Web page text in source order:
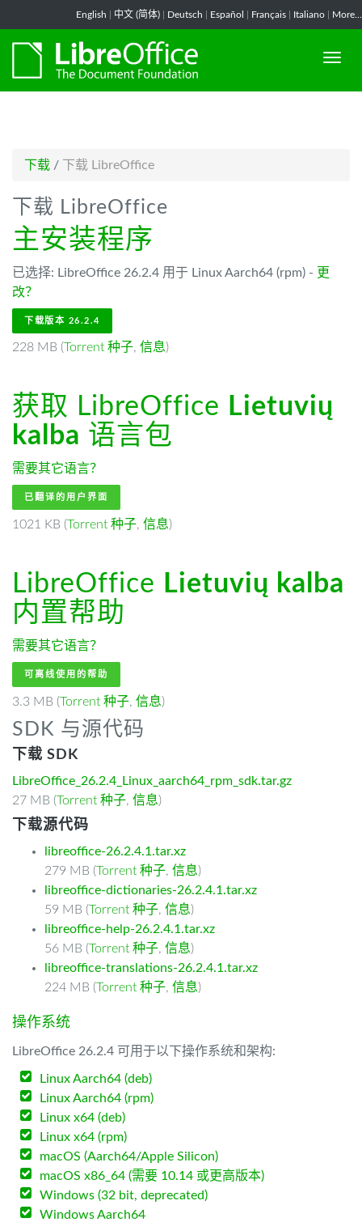
English 中文 (简体) Deutsch Español Français Italiano More...
下载 / 下载 LibreOffice
下载 LibreOffice
主安装程序
已选择: LibreOffice 26.2.4 用于 Linux Aarch64 (rpm) - 更
改？
下载版本 26.2.4
228 MB (Torrent 种子, 信息)
获取 LibreOffice Lietuvių
kalba 语言包
需要其它语言？
已翻译的用户界面
1021 KB (Torrent 种子, 信息)
LibreOffice Lietuvių kalba
内置帮助
需要其它语言？
可离线使用的帮助
3.3 MB (Torrent 种子, 信息)
SDK 与源代码
下载 SDK
LibreOffice_26.2.4_Linux_aarch64_rpm_sdk.tar.gz
27 MB (Torrent 种子, 信息)
下载源代码
libreoffice-26.2.4.1.tar.xz
279 MB (Torrent 种子, 信息)
libreoffice-dictionaries-26.2.4.1.tar.xz
59 MB (Torrent 种子, 信息)
libreoffice-help-26.2.4.1.tar.xz
56 MB (Torrent 种子, 信息)
libreoffice-translations-26.2.4.1.tar.xz
224 MB (Torrent 种子, 信息)
操作系统
LibreOffice 26.2.4 可用于以下操作系统和架构:
Linux Aarch64 (deb)
Linux Aarch64 (rpm)
Linux x64 (deb)
Linux x64 (rpm)
macOS (Aarch64/Apple Silicon)
macOS x86_64 (需要 10.14 或更高版本)
Windows (32 bit, deprecated)
Windows Aarch64